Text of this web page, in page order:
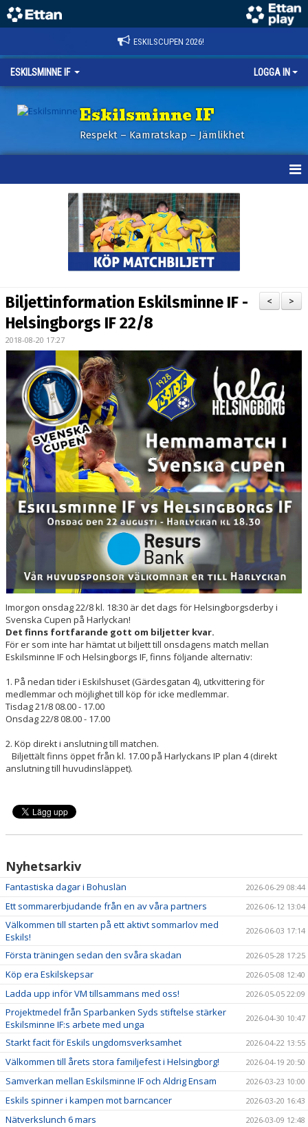
ESKILSCUPEN 2026!
ESKILSMINNE IF LOGGA IN
Eskilsminne IF
Respekt – Kamratskap – Jämlikhet
BILDER ESKILSCUPEN
PARTNERS
KALENDER
LOKALBOKNING
DOKUMENT/FILER
MEDLEMSKAP
ESKILS LOVFOTBOLL
BILJETTER
MEDLEMSFÖRMÅNER
>
<
Biljettinformation Eskilsminne IF -
Helsingborgs IF 22/8
2018-08-20 17:27
Imorgon onsdag 22/8 kl. 18:30 är det dags för Helsingborgsderby i
Svenska Cupen på Harlyckan!
Det finns fortfarande gott om biljetter kvar.
För er som inte har hämtat ut biljett till onsdagens match mellan
Eskilsminne IF och Helsingborgs IF, finns följande alternativ:
1. På nedan tider i Eskilshuset (Gärdesgatan 4), utkvittering för
medlemmar och möjlighet till köp för icke medlemmar.
Tisdag 21/8 08.00 - 17.00
Onsdag 22/8 08.00 - 17.00
2. Köp direkt i anslutning till matchen.
Biljettält finns öppet från kl. 17.00 på Harlyckans IP plan 4 (direkt
anslutning till huvudinsläppet).
Nyhetsarkiv
Fantastiska dagar i Bohuslän 2026-06-29 08:44
Ett sommarerbjudande från en av våra partners 2026-06-12 13:04
Välkommen till starten på ett aktivt sommarlov med
Eskils!
2026-06-03 17:14
Första träningen sedan den svåra skadan 2026-05-28 17:25
Köp era Eskilskepsar 2026-05-08 12:40
Ladda upp inför VM tillsammans med oss! 2026-05-05 22:09
Projektmedel från Sparbanken Syds stiftelse stärker
Eskilsminne IF:s arbete med unga
2026-04-30 10:47
Starkt facit för Eskils ungdomsverksamhet 2026-04-22 13:55
Välkommen till årets stora familjefest i Helsingborg! 2026-04-19 20:50
Samverkan mellan Eskilsminne IF och Aldrig Ensam 2026-03-23 10:00
Eskils spinner i kampen mot barncancer 2026-03-20 16:43
Nätverkslunch 6 mars 2026-03-09 12:48